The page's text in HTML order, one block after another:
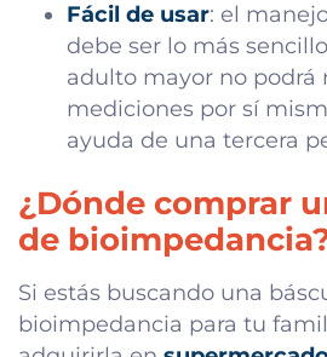
Fácil de usar: el
debe ser lo más
adulto mayor no podrá
mediciones por sí
ayuda de una tercera
¿Dónde comprar
de
Si estás buscando una
bioimpedancia para tu